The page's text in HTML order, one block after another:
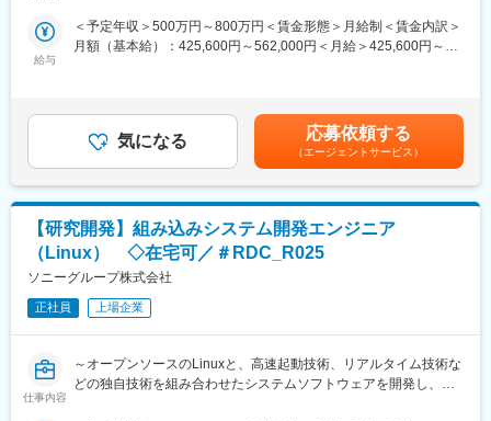
発（MBD）等を提供しており、IT領域においては情報通信、IT／
インターネット、EC分野を中心とした幅広い業界に対してのシス
んでおります。
また、エンジニアとして生涯活躍できる人材を育てるべく、パー
ソルクロステクノロジーでは最新の技術トレンドを踏まえ、各種
変更の範囲：会社の定める業務
ご活躍いただきます。KDDI 5G Core【装置構築】【技術協議】
【装置IOT】の対応業務を担当していただき、ネットワークサーバ
装置構築対応、技術協議対応
■使用ツール：
Linux、OpenShift Container Platform(OCP)、Kubernetes
■得られる経験・スキル：
通信基地局のネットワーク技術やサーバー構築経験が得られま
す。5G通信に絡む業務や装置IOT対応もあるため、5G通信などの
先端通信技術の業務、IOT製品に絡む開発など。
給与
＜予定年収＞500万円～800万円＜賃金形態＞月給制＜賃金内訳＞
月額（基本給）：425,600円～562,000円＜月給＞425,600円～
気になる 応募依頼する
（エージェントサービス）
【研究開発】組み込みシステム開発エンジニア
（Linux） ◇在宅可／＃RDC_R025
ソニーグループ株式会社
正社員 上場企業
仕事内容
～オープンソースのLinuxと、高速起動技術、リアルタイム技術な
どの独自技術を組み合わせたシステムソフトウェアを開発し、ソ